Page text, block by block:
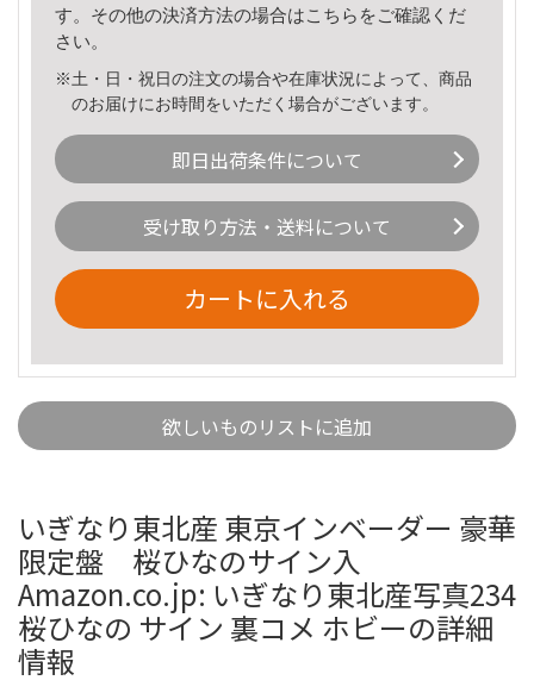
す。その他の決済方法の場合はこちら をご確認くだ
さい。
※土・日・祝日の注文の場合や在庫状況によって、商品
のお届けにお時間をいただく場合がございます。
即日出荷条件について
受け取り方法・送料について
カートに入れる
欲しいものリストに追加
いぎなり東北産 東京インベーダー 豪華
限定盤 桜ひなのサイン入
Amazon.co.jp: いぎなり東北産写真234
桜ひなの サイン 裏コメ ホビーの詳細
情報